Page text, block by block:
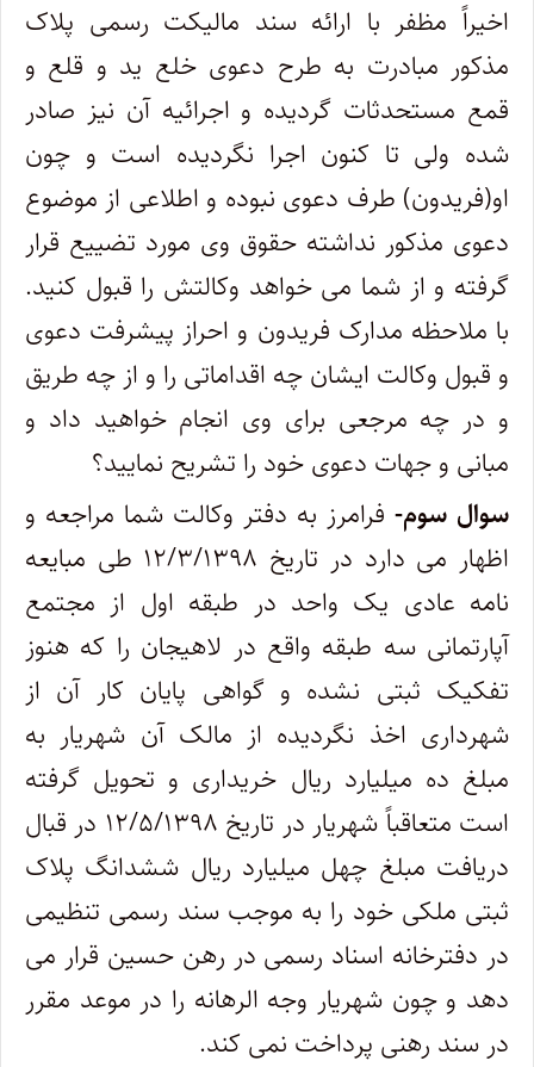
اخیراً مظفر با ارائه سند مالیکت رسمی پلاک
مذکور مبادرت به طرح دعوی خلع ید و قلع و
قمع مستحدثات گردیده و اجرائیه آن نیز صادر
شده ولی تا کنون اجرا نگردیده است و چون
او(فریدون) طرف دعوی نبوده و اطلاعی از موضوع
دعوی مذکور نداشته حقوق وی مورد تضییع قرار
گرفته و از شما می خواهد وکالتش را قبول کنید.
با ملاحظه مدارک فریدون و احراز پیشرفت دعوی
و قبول وکالت ایشان چه اقداماتی را و از چه طریق
و در چه مرجعی برای وی انجام خواهید داد و
مبانی و جهات دعوی خود را تشریح نمایید؟
سوال سوم- فرامرز به دفتر وکالت شما مراجعه و
اظهار می دارد در تاریخ ۱۲/۳/۱۳۹۸ طی مبایعه
نامه عادی یک واحد در طبقه اول از مجتمع
آپارتمانی سه طبقه واقع در لاهیجان را که هنوز
تفکیک ثبتی نشده و گواهی پایان کار آن از
شهرداری اخذ نگردیده از مالک آن شهریار به
مبلغ ده میلیارد ریال خریداری و تحویل گرفته
است متعاقباً شهریار در تاریخ ۱۲/۵/۱۳۹۸ در قبال
دریافت مبلغ چهل میلیارد ریال ششدانگ پلاک
ثبتی ملکی خود را به موجب سند رسمی تنظیمی
در دفترخانه اسناد رسمی در رهن حسین قرار می
دهد و چون شهریار وجه الرهانه را در موعد مقرر
در سند رهنی پرداخت نمی کند.